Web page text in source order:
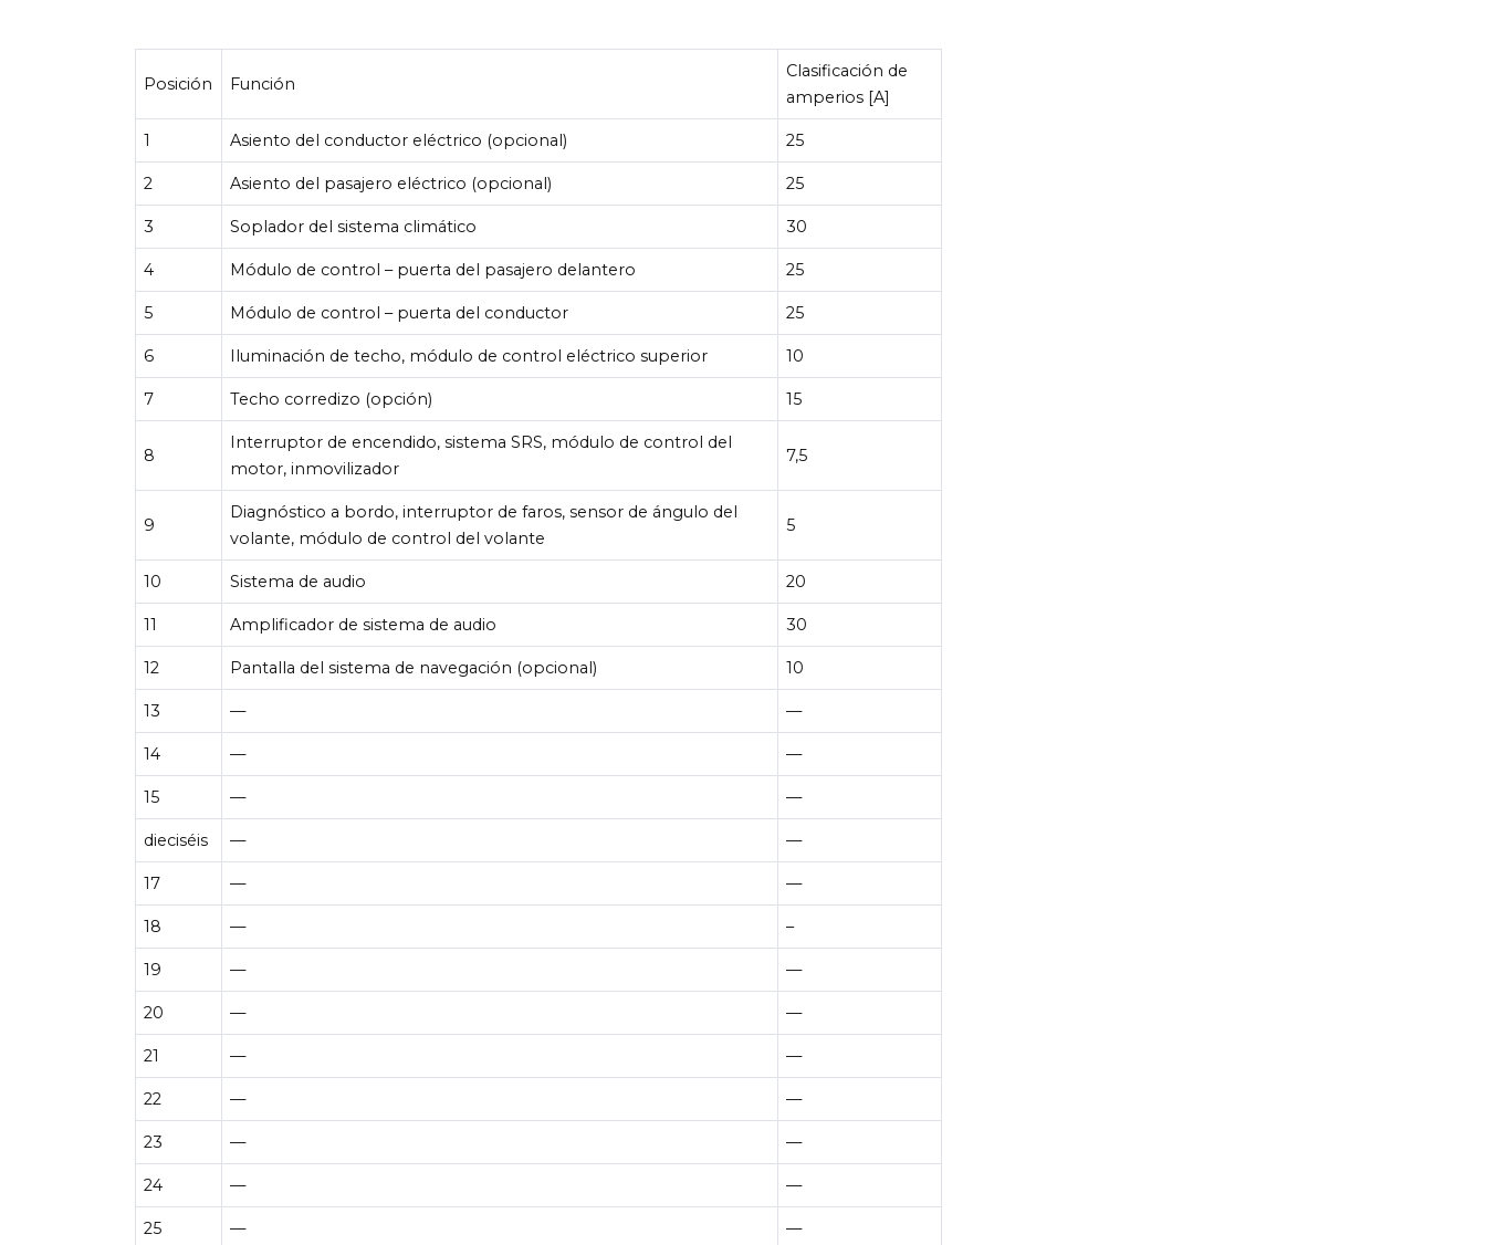
Posición Función
Clasificación de
amperios [A]
1 Asiento del conductor eléctrico (opcional) 25
2 Asiento del pasajero eléctrico (opcional) 25
3 Soplador del sistema climático 30
4 Módulo de control – puerta del pasajero delantero 25
5 Módulo de control – puerta del conductor 25
6 Iluminación de techo, módulo de control eléctrico superior 10
7 Techo corredizo (opción) 15
8
Interruptor de encendido, sistema SRS, módulo de control del
motor, inmovilizador
7,5
9
Diagnóstico a bordo, interruptor de faros, sensor de ángulo del
volante, módulo de control del volante
5
10 Sistema de audio 20
11 Amplificador de sistema de audio 30
12 Pantalla del sistema de navegación (opcional) 10
13 — —
14 — —
15 — —
dieciséis — —
17 — —
18 — –
19 — —
20 — —
21 — —
22 — —
23 — —
24 — —
25 — —